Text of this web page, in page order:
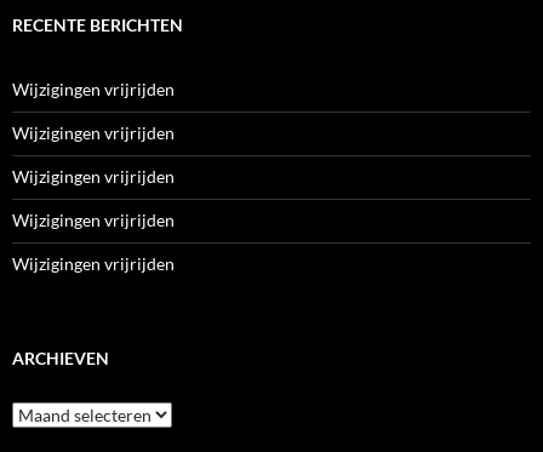
RECENTE BERICHTEN
Wijzigingen vrijrijden
Wijzigingen vrijrijden
Wijzigingen vrijrijden
Wijzigingen vrijrijden
Wijzigingen vrijrijden
ARCHIEVEN
Archieven